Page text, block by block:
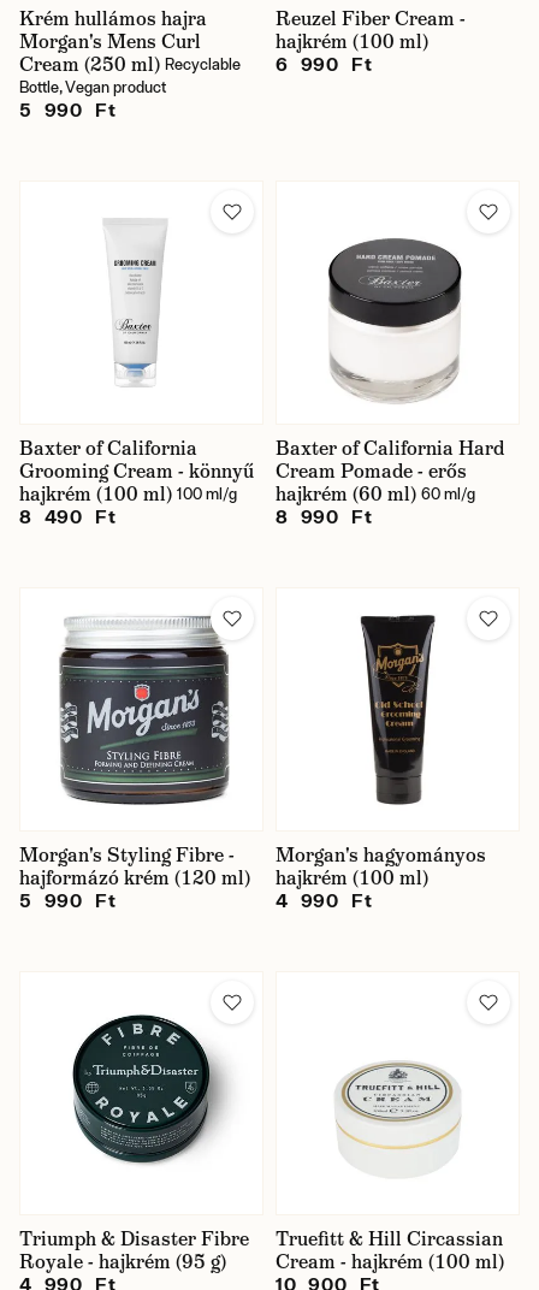
Krém hullámos hajra
Morgan's Mens Curl
Cream (250 ml) Recyclable
Bottle, Vegan product
5 990 Ft
Reuzel Fiber Cream -
hajkrém (100 ml)
6 990 Ft
Baxter of California
Grooming Cream - könnyű
hajkrém (100 ml) 100 ml/g
8 490 Ft
Baxter of California Hard
Cream Pomade - erős
hajkrém (60 ml) 60 ml/g
8 990 Ft
Morgan's Styling Fibre -
hajformázó krém (120 ml)
5 990 Ft
Morgan's hagyományos
hajkrém (100 ml)
4 990 Ft
Triumph & Disaster Fibre
Royale - hajkrém (95 g)
4 990 Ft
Truefitt & Hill Circassian
Cream - hajkrém (100 ml)
10 900 Ft